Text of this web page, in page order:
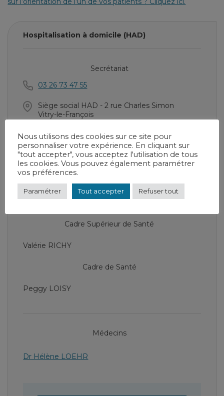
Hospitalisation à domicile (HAD)
Secrétariat
03 26 73 47 55
Siège social HAD - 2 rue Charles Simon
Vitry-le-François
Chef de service
Dr Hélène LOEHR
Cadre Supérieur de Santé
Valérie RICHY
Cadre de Santé
Peggy LOISY
Médecins
Dr Hélène LOEHR
Nous utilisons des cookies sur ce site pour
personnaliser votre expérience. En cliquant sur
"tout accepter", vous acceptez l'utilisation de tous
les cookies. Vous pouvez également paramétrer
vos préférences.
Paramétrer Tout accepter Refuser tout